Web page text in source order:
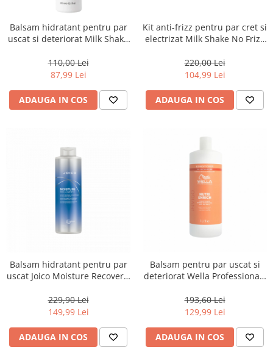
Balsam hidratant pentru par
uscat si deteriorat Milk Shake
Nourishing Conditioner, 300
ml
110,00 Lei
87,99 Lei
ADAUGA IN COS
Kit anti-frizz pentru par cret si
electrizat Milk Shake No Frizz
220,00 Lei
104,99 Lei
ADAUGA IN COS
Balsam hidratant pentru par
uscat Joico Moisture Recovery,
229,90 Lei
149,99 Lei
ADAUGA IN COS
Balsam pentru par uscat si
deteriorat Wella Professionals
193,60 Lei
129,99 Lei
ADAUGA IN COS